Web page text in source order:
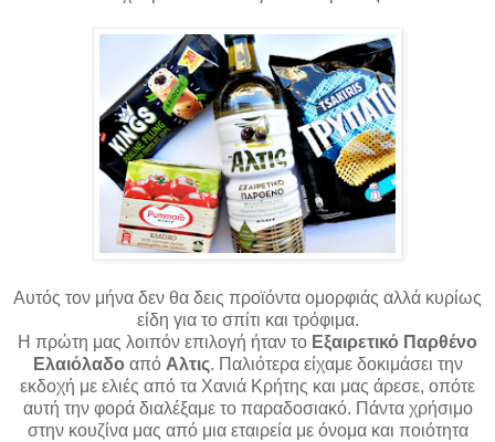
Αυτός τον μήνα δεν θα δεις προϊόντα ομορφιάς αλλά κυρίως
είδη για το σπίτι και τρόφιμα.
Η πρώτη μας λοιπόν επιλογή ήταν το Εξαιρετικό Παρθένο
Ελαιόλαδο από Αλτις. Παλιότερα είχαμε δοκιμάσει την
εκδοχή με ελιές από τα Χανιά Κρήτης και μας άρεσε, οπότε
αυτή την φορά διαλέξαμε το παραδοσιακό. Πάντα χρήσιμο
στην κουζίνα μας από μια εταιρεία με όνομα και ποιότητα